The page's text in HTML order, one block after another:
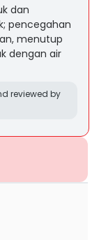
dan
pencegahan
menutup
dengan air
reviewed by